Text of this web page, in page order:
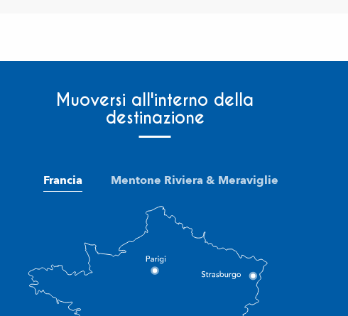
Muoversi all'interno della
destinazione
Francia Mentone Riviera & Meraviglie